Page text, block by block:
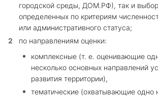
городской среды, ДОМ.РФ), так и
определенных по критериям
или административного статуса;
по направлениям оценки:
комплексные (т. е. оценивающие
несколько основных направлений
развития территории),
тематические (охватывающие одно